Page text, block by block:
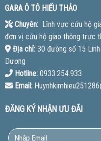
GARA Ô TÔ HIẾU THẢO
Chuyên:Lĩnh vực cứu hộ
đơn vị cứu hộ giao thông trực
Địa chỉ:30 đường số 15 Linh
Dương
Hotline:0933.254.933
Email:
ĐĂNG KÝ NHẬN ƯU ĐÃI